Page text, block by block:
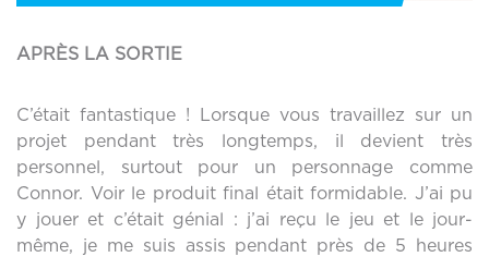
APRÈS LA SORTIE
C’était fantastique ! Lorsque vous travaillez sur un
projet pendant très longtemps, il devient très
personnel, surtout pour un personnage comme
Connor. Voir le produit final était formidable. J’ai pu
y jouer et c’était génial : j’ai reçu le jeu et le jour-
même, je me suis assis pendant près de 5 heures